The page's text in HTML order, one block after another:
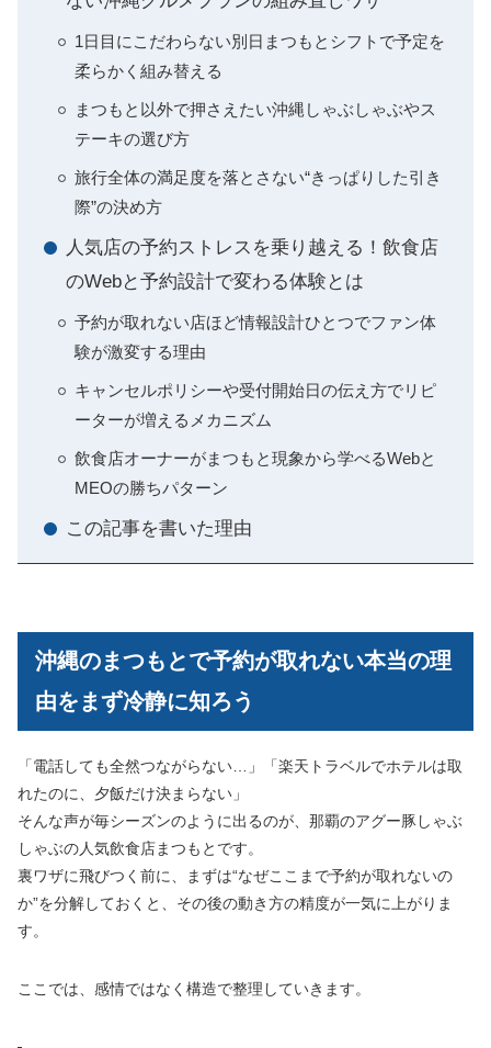
1日目にこだわらない別日まつもとシフトで予定を
柔らかく組み替える
まつもと以外で押さえたい沖縄しゃぶしゃぶやス
テーキの選び方
旅行全体の満足度を落とさない“きっぱりした引き
際”の決め方
人気店の予約ストレスを乗り越える！飲食店
のWebと予約設計で変わる体験とは
予約が取れない店ほど情報設計ひとつでファン体
験が激変する理由
キャンセルポリシーや受付開始日の伝え方でリピ
ーターが増えるメカニズム
飲食店オーナーがまつもと現象から学べるWebと
MEOの勝ちパターン
この記事を書いた理由
沖縄のまつもとで予約が取れない本当の理
由をまず冷静に知ろう
「電話しても全然つながらない…」「楽天トラベルでホテルは取
れたのに、夕飯だけ決まらない」
そんな声が毎シーズンのように出るのが、那覇のアグー豚しゃぶ
しゃぶの人気飲食店まつもとです。
裏ワザに飛びつく前に、まずは“なぜここまで予約が取れないの
か”を分解しておくと、その後の動き方の精度が一気に上がりま
す。
ここでは、感情ではなく構造で整理していきます。